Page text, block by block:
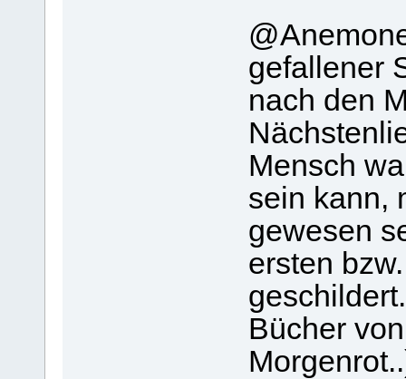
gefallener
nach den
Mensch
sein kann,
gewesen
ersten
Bücher